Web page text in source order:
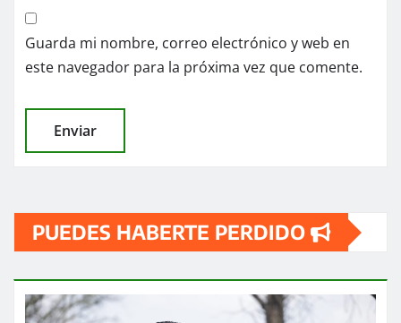
Guarda mi nombre, correo electrónico y web en
este navegador para la próxima vez que comente.
PUEDES HABERTE PERDIDO